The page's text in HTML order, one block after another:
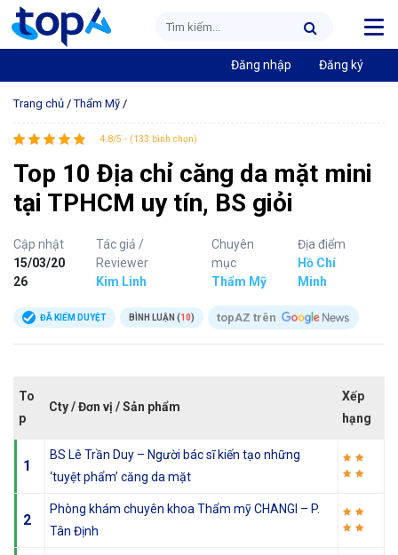
Đăng nhập Đăng ký
Trang chủ /Thẩm Mỹ /
4.8/5 - (133 bình chọn)
Top 10 Địa chỉ căng da mặt mini
tại TPHCM uy tín, BS giỏi
Cập nhật
15/03/20
26
Tác giả /
Reviewer
Kim Linh
Chuyên
mục
Thẩm Mỹ
Địa điểm
Hồ Chí
Minh
ĐÃ KIỂM DUYỆT BÌNH LUẬN (10) topAZ trên
To
p
Cty / Đơn vị / Sản phẩm
Xếp
hạng
1
BS Lê Trần Duy – Người bác sĩ kiến tạo những
‘tuyệt phẩm’ căng da mặt
2
Phòng khám chuyên khoa Thẩm mỹ CHANGI – P.
Tân Định